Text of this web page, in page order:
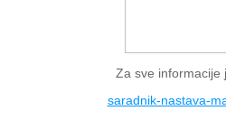
Za sve informacije
saradnik-nastava-